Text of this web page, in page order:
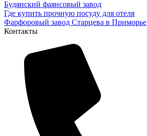
Будянский фаянсовый завод
Где купить прочную посуду для отеля
Фарфоровый завод Старцева в Приморье
Контакты